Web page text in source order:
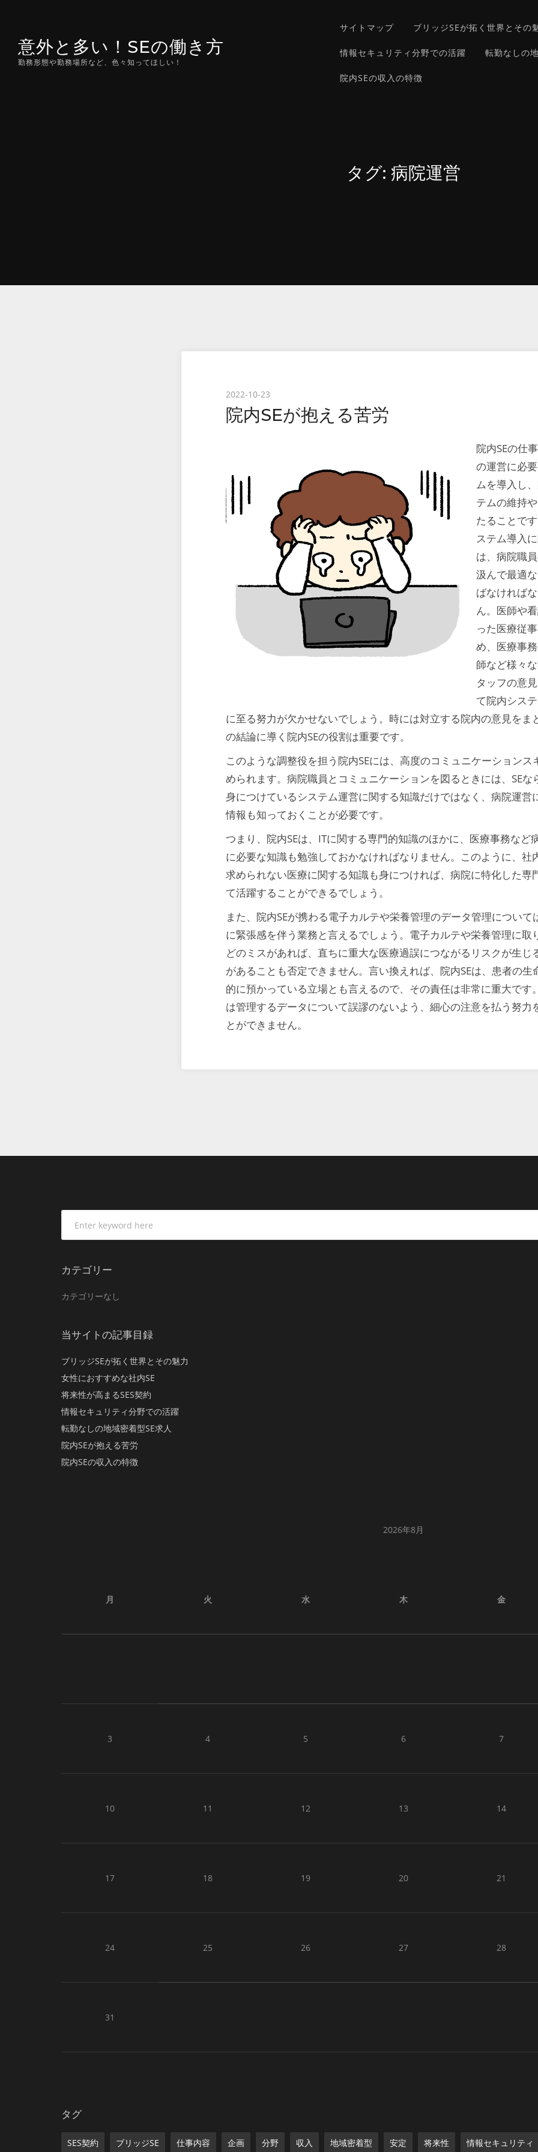
content意外と多い！SEの働き方
勤務形態や勤務場所など、色々知ってほしい！
サイトマップ ブリッジSEが拓く世界とその
情報セキュリティ分野での活躍 転勤なしの
院内SEの収入の特徴
タグ: 病院運営
Posted
on
2022-10-23
院内SEが抱える苦労
院内SEの仕
の運営に必
ムを導入し
テムの維持
たることで
ステム導入
は、病院職
汲んで最適
ばなければ
ん。医師や
った医療従
め、医療事
師など様々
タッフの意
て院内シス
に至る努力が欠かせないでしょう。時には対立する院内の意見をま
の結論に導く院内SEの役割は重要です。
このような調整役を担う院内SEには、高度のコミュニケーションス
められます。病院職員とコミュニケーションを図るときには、SEな
身につけているシステム運営に関する知識だけではなく、病院運営
情報も知っておくことが必要です。
つまり、院内SEは、ITに関する専門的知識のほかに、医療事務など
に必要な知識も勉強しておかなければなりません。このように、社
求められない医療に関する知識も身につければ、病院に特化した専
て活躍することができるでしょう。
また、院内SEが携わる電子カルテや栄養管理のデータ管理について
に緊張感を伴う業務と言えるでしょう。電子カルテや栄養管理に取
どのミスがあれば、直ちに重大な医療過誤につながるリスクが生じ
があることも否定できません。言い換えれば、院内SEは、患者の生
的に預かっている立場とも言えるので、その責任は非常に重大です
は管理するデータについて誤謬のないよう、細心の注意を払う努力
とができません。
カテゴリー
カテゴリーなし
当サイトの記事目録
ブリッジSEが拓く世界とその魅力
女性におすすめな社内SE
将来性が高まるSES契約
情報セキュリティ分野での活躍
転勤なしの地域密着型SE求人
院内SEが抱える苦労
院内SEの収入の特徴
2026年8月
月 火 水 木 金
3 4 5 6 7
10 11 12 13 14
17 18 19 20 21
24 25 26 27 28
31
タグ
SES契約 ブリッジSE 仕事内容 企画 分野 収入 地域密着型 安定 将来性 情報セキュリティ